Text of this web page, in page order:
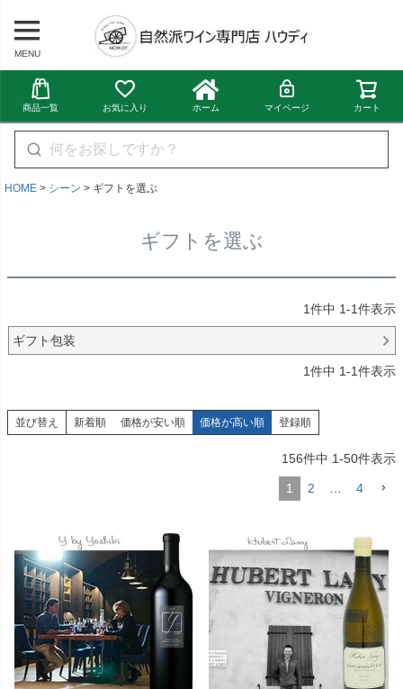
MENU
商品一覧 お気に入り ホーム マイページ カート
HOME シーン ギフトを選ぶ
ギフトを選ぶ
1件中 1-1件表示
ギフト包装
1件中 1-1件表示
並び替え 新着順 価格が安い順 価格が高い順 登録順
156件中 1-50件表示
1 2 … 4